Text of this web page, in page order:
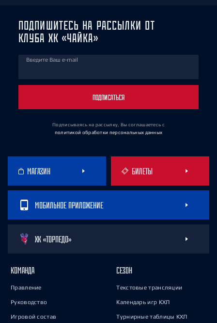
ПОДПИШИТЕСЬ НА РАССЫЛКИ ОТ
КЛУБА ХК «ЧАЙКА»
Введите Ваш e-mail
ПОДПИСАТЬСЯ
Подписываясь на рассылку, Вы соглашаетесь с
политикой обработки персональных данных
МАГАЗИН БИЛЕТЫ
МОБИЛЬНОЕ ПРИЛОЖЕНИЕ
ХК «ТОРПЕДО»
КОМАНДА
Правление
Руководство
Игровой состав
СЕЗОН
Текстовые трансляции
Календарь игр КХЛ
Турнирные таблицы КХЛ